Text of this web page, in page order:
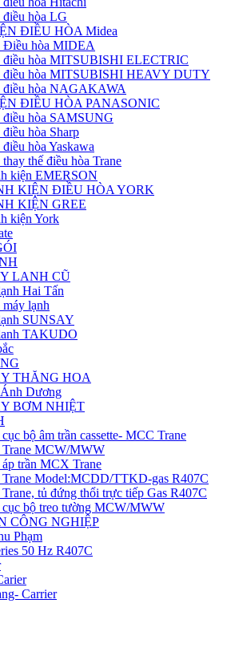
hòa LG
ĐIỀU HÒA Midea
Điều hòa MIDEA
điều hòa MITSUBISHI ELECTRIC
điều hòa MITSUBISHI HEAVY DUTY
điều hòa NAGAKAWA
ĐIỀU HÒA PANASONIC
hòa SAMSUNG
hòa Sharp
hòa Yaskawa
thế điều hòa Trane
kiện EMERSON
KIỆN ĐIỀU HÒA YORK
KIỆN GREE
kiện York
LANH CŨ
Hai Tấn
lạnh
SUNSAY
TAKUDO
THĂNG HOA
Dương
BƠM NHIỆT
bộ âm trần cassette- MCC Trane
Trane MCW/MWW
trần MCX Trane
Model:MCDD/TTKD-gas R407C
tủ đứng thổi trực tiếp Gas R407C
bộ treo tường MCW/MWW
CÔNG NGHIỆP
Phạm
50 Hz R407C
Carrier